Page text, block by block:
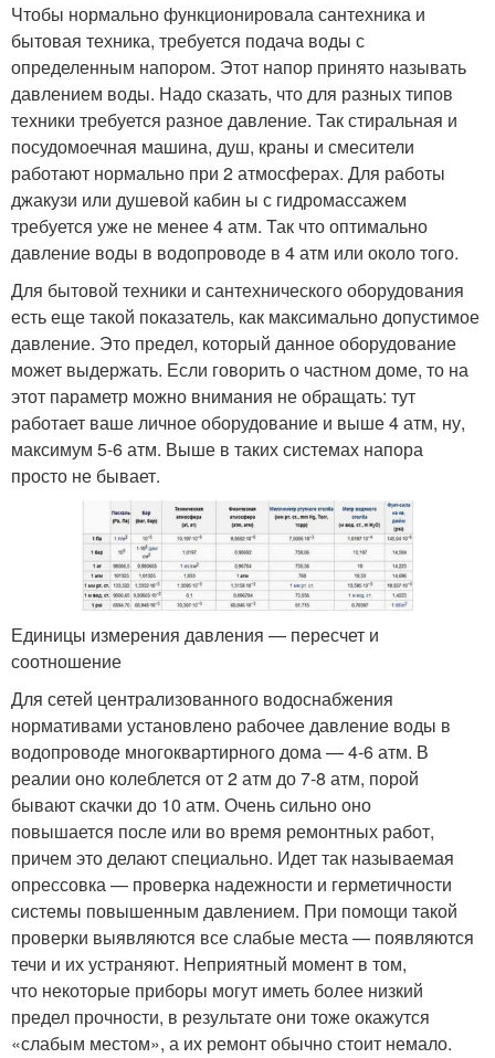
Чтобы нормально функционировала сантехника и
бытовая техника, требуется подача воды с
определенным напором. Этот напор принято называть
давлением воды. Надо сказать, что для разных типов
техники требуется разное давление. Так стиральная и
посудомоечная машина, душ, краны и смесители
работают нормально при 2 атмосферах. Для работы
джакузи или душевой кабин ы с гидромассажем
требуется уже не менее 4 атм. Так что оптимально
давление воды в водопроводе в 4 атм или около того.
Для бытовой техники и сантехнического оборудования
есть еще такой показатель, как максимально допустимое
давление. Это предел, который данное оборудование
может выдержать. Если говорить о частном доме, то на
этот параметр можно внимания не обращать: тут
работает ваше личное оборудование и выше 4 атм, ну,
максимум 5-6 атм. Выше в таких системах напора
просто не бывает.
Единицы измерения давления — пересчет и
соотношение
Для сетей централизованного водоснабжения
нормативами установлено рабочее давление воды в
водопроводе многоквартирного дома — 4-6 атм. В
реалии оно колеблется от 2 атм до 7-8 атм, порой
бывают скачки до 10 атм. Очень сильно оно
повышается после или во время ремонтных работ,
причем это делают специально. Идет так называемая
опрессовка — проверка надежности и герметичности
системы повышенным давлением. При помощи такой
проверки выявляются все слабые места — появляются
течи и их устраняют. Неприятный момент в том,
что некоторые приборы могут иметь более низкий
предел прочности, в результате они тоже окажутся
«слабым местом», а их ремонт обычно стоит немало.